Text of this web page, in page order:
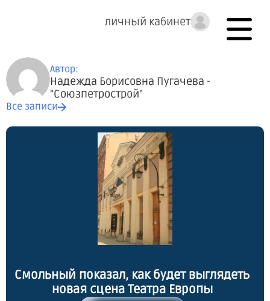
личный кабинет
Автор:
Надежда Борисовна Пугачева -
"Союзпетрострой"
Все записи
Смольный показал, как будет выглядеть
новая сцена Театра Европы